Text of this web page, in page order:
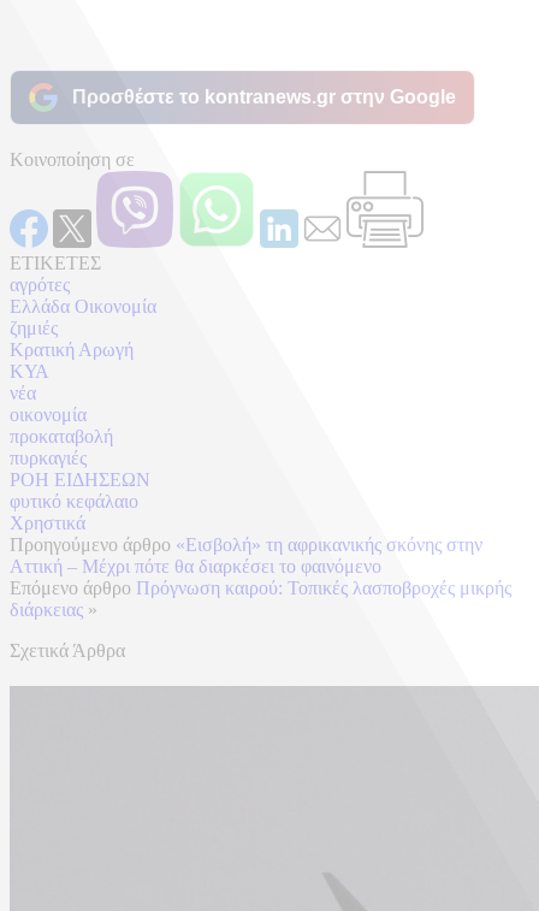
Προσθέστε το kontranews.gr στην Google
Κοινοποίηση σε
ΕΤΙΚΕΤΕΣ
αγρότες
Ελλάδα Οικονομία
ζημιές
Κρατική Αρωγή
ΚΥΑ
νέα
οικονομία
προκαταβολή
πυρκαγιές
ΡΟΗ ΕΙΔΗΣΕΩΝ
φυτικό κεφάλαιο
Χρηστικά
Προηγούμενο άρθρο «Εισβολή» τη αφρικανικής σκόνης στην
Αττική – Μέχρι πότε θα διαρκέσει το φαινόμενο
Επόμενο άρθρο Πρόγνωση καιρού: Τοπικές λασποβροχές μικρής
διάρκειας »
Σχετικά Άρθρα